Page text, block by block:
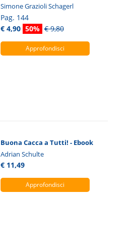
Simone Grazioli Schagerl
Pag. 144
€ 4,90 50% € 9,80
Approfondisci
Buona Cacca a Tutti! - Ebook
Adrian Schulte
€ 11,49
Approfondisci